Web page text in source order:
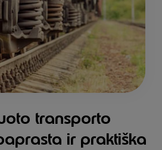
transporto
ir praktiška